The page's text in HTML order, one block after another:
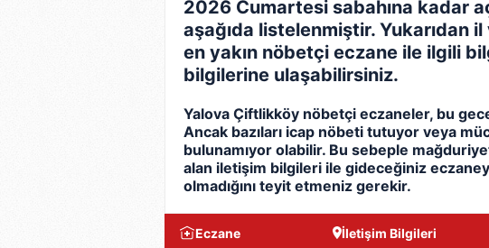
2026 Cumartesi sabahına kadar
aşağıda listelenmiştir. Yukarıdan
en yakın nöbetçi eczane ile ilgili
bilgilerine ulaşabilirsiniz.
Yalova Çiftlikköy nöbetçi eczaneler, bu
Ancak bazıları icap nöbeti tutuyor veya
bulunamıyor olabilir. Bu sebeple
alan iletişim bilgileri ile gideceğiniz
olmadığını teyit etmeniz gerekir.
Eczane İletişim Bilgileri